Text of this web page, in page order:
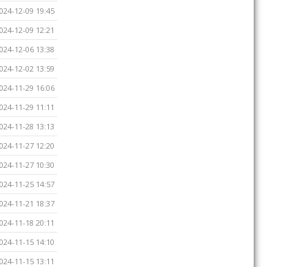
12-09 19:45
12-09 12:21
12-06 13:38
12-02 13:59
11-29 16:06
11-29 11:11
11-28 13:13
11-27 12:20
11-27 10:30
11-25 14:57
11-21 18:37
11-18 20:11
11-15 14:10
11-15 13:11